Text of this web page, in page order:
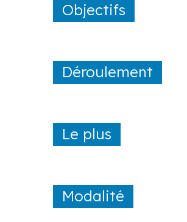
Objectifs
Déroulement
Le plus
Modalité